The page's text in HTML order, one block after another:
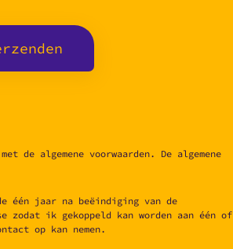
de algemene voorwaarden. De algemene
één jaar na beëindiging van de
ik gekoppeld kan worden aan één of
op kan nemen.